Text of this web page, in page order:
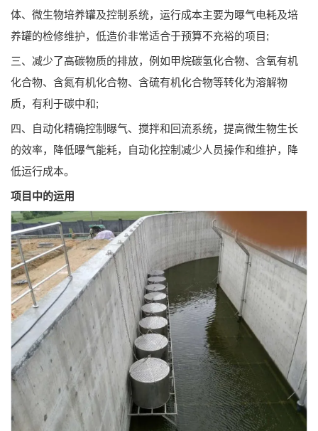
体、微生物培养罐及控制系统，运行成本主要为曝气电耗及培
养罐的检修维护，低造价非常适合于预算不充裕的项目;
三、减少了高碳物质的排放，例如甲烷碳氢化合物、含氧有机
化合物、含氮有机化合物、含硫有机化合物等转化为溶解物
质，有利于碳中和;
四、自动化精确控制曝气、搅拌和回流系统，提高微生物生长
的效率，降低曝气能耗，自动化控制减少人员操作和维护，降
低运行成本。
项目中的运用